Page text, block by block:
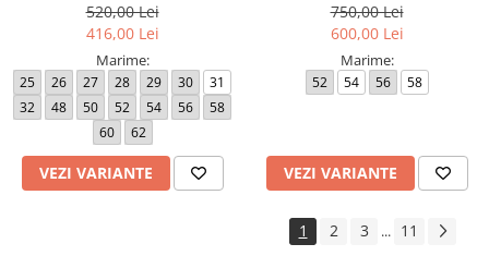
520,00 Lei
416,00 Lei
Marime:
25 26 27 28 29 30
31
32
48 50 52 54 56
58
60
62
VEZI VARIANTE
750,00 Lei
600,00 Lei
Marime:
52 54 56 58
VEZI VARIANTE
1 2 3 ... 11